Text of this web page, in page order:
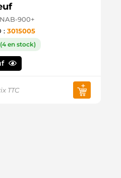
900+
: 3015005
en stock)
TTC